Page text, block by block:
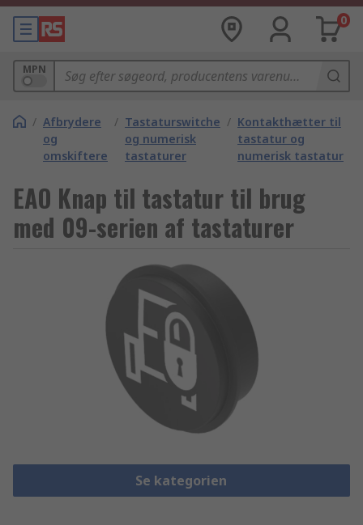
0
MPN
/ Afbrydere
og
omskiftere
/ Tastaturswitche
og numerisk
tastaturer
/ Kontakthætter til
tastatur og
numerisk tastatur
EAO Knap til tastatur til brug
med 09-serien af tastaturer
Se kategorien